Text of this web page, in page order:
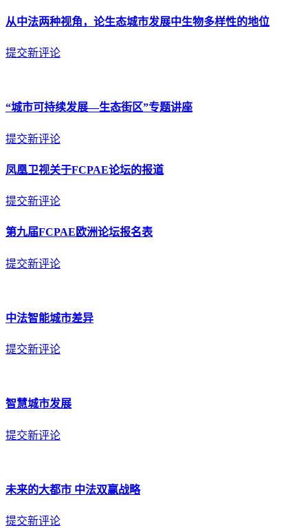
从中法两种视角，论生态城市发展中生物多样性的地位
提交新评论
“城市可持续发展—生态街区”专题讲座
提交新评论
凤凰卫视关于FCPAE论坛的报道
提交新评论
第九届FCPAE欧洲论坛报名表
提交新评论
中法智能城市差异
提交新评论
智慧城市发展
提交新评论
未来的大都市 中法双赢战略
提交新评论